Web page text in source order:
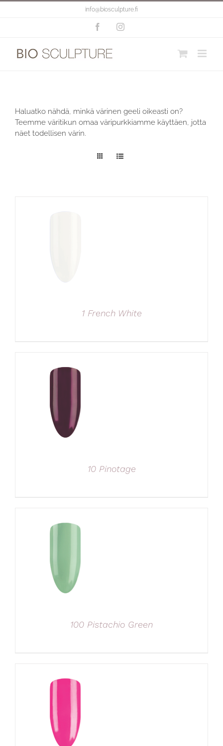
info@biosculpture.fi
FacebookInstagram
Haluatko nähdä, minkä värinen geeli oikeasti on?
Teemme väritikun omaa väripurkkiamme käyttäen, jotta
näet todellisen värin.
1 French White
10 Pinotage
100 Pistachio Green